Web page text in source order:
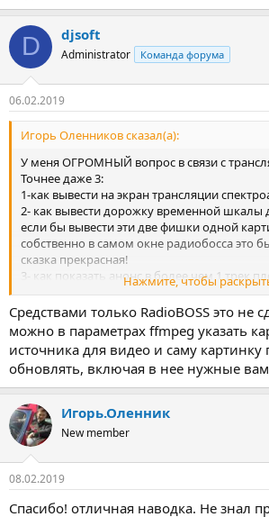
D djsoft
Administrator Команда форума
06.02.2019
Игорь Оленников сказал(а):
У меня ОГРОМНЫЙ вопрос в связи с
Точнее даже 3:
1-как вывести на экран трансляции
2- как вывести дорожку временной шкалы
если бы вывести эти две фишки одной
собственно в самом окне радиобосса это
сказка прекрасная!
3- как показать анонс в более чем 1 трек
можно вывести только текущий и
Нажмите, чтобы
Средствами только RadioBOSS это не
можно в параметрах ffmpeg указать
источника для видео и саму картинку
обновлять, включая в нее нужные
Игорь.Оленник
New member
08.02.2019
Спасибо! отличная наводка. Не знал